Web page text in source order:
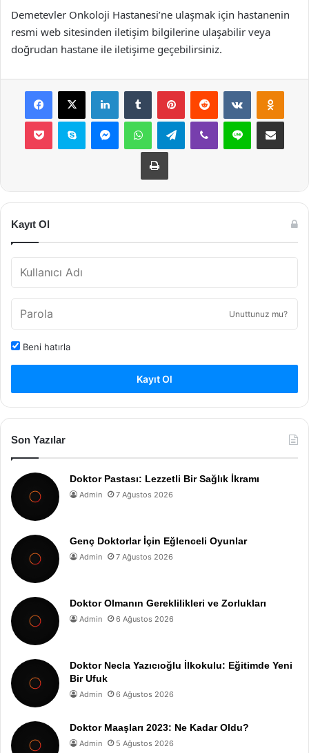
Demetevler Onkoloji Hastanesi’ne ulaşmak için hastanenin
resmi web sitesinden iletişim bilgilerine ulaşabilir veya
doğrudan hastane ile iletişime geçebilirsiniz.
Facebook
X LinkedInTumblr PinterestReddit VKontakte
Pocket Skype MessengerWhatsAppTelegramViber Line E-Posta ile
Yazdır
Kayıt Ol
Unuttunuz mu?
Beni hatırla
Kayıt Ol
Son Yazılar
Doktor Pastası: Lezzetli Bir Sağlık İkramı
Admin 7 Ağustos 2026
Genç Doktorlar İçin Eğlenceli Oyunlar
Admin 7 Ağustos 2026
Doktor Olmanın Gereklilikleri ve Zorlukları
Admin 6 Ağustos 2026
Doktor Necla Yazıcıoğlu İlkokulu: Eğitimde Yeni
Bir Ufuk
Admin 6 Ağustos 2026
Doktor Maaşları 2023: Ne Kadar Oldu?
Admin 5 Ağustos 2026